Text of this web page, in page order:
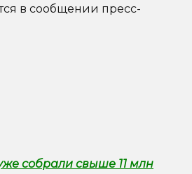
в сообщении пресс-
собрали свыше 11 млн